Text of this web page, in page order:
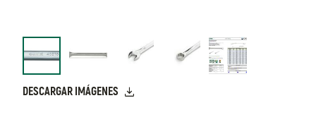
DESCARGAR IMÁGENES